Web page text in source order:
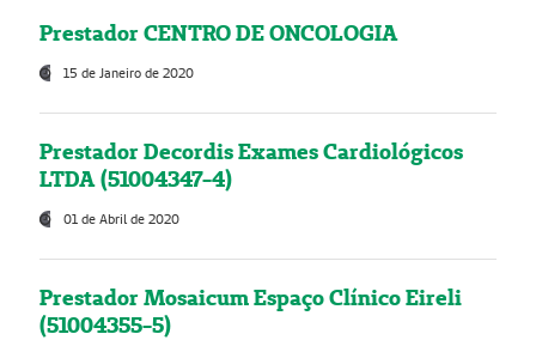
Prestador CENTRO DE ONCOLOGIA
15 de Janeiro de 2020
Prestador Decordis Exames Cardiológicos
LTDA (51004347-4)
01 de Abril de 2020
Prestador Mosaicum Espaço Clínico Eireli
(51004355-5)